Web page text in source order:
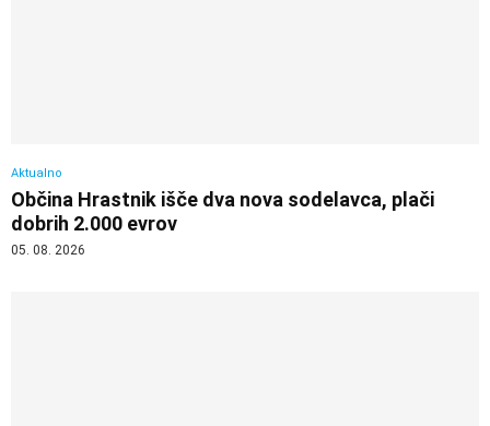
Aktualno
Občina Hrastnik išče dva nova sodelavca, plači
dobrih 2.000 evrov
05. 08. 2026